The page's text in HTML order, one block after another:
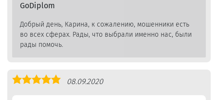
GoDiplom
Добрый день, Карина, к сожалению, мошенники есть
во всех сферах. Рады, что выбрали именно нас, были
рады помочь.
Оценка
08.09.2020